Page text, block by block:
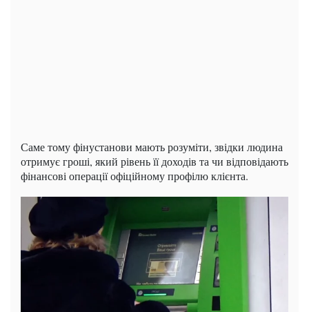
Саме тому фінустанови мають розуміти, звідки людина
отримує гроші, який рівень її доходів та чи відповідають
фінансові операції офіційному профілю клієнта.